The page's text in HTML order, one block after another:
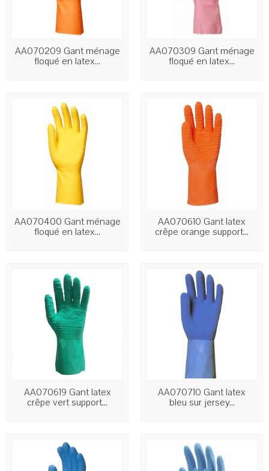
AA070209 Gant ménage
floqué en latex...
AA070309 Gant ménage
floqué en latex...
AA070400 Gant ménage
floqué en latex...
AA070610 Gant latex
crêpe orange support...
AA070619 Gant latex
crêpe vert support...
AA070710 Gant latex
bleu sur jersey...